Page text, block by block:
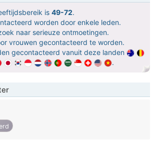
is 49-72.
worden door enkele leden.
naar serieuze ontmoetingen.
vrouwen gecontacteerd te worden.
gecontacteerd vanuit deze landen
.